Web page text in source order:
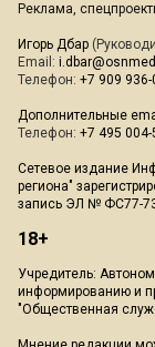
Реклама,
Игорь Дбар
Email:
Телефон: +7 909 936-
Дополнительные
Телефон: +7 495 004-
Сетевое издание
региона"
запись ЭЛ № ФС77-
18+
Учредитель:
информированию и
"Общественная